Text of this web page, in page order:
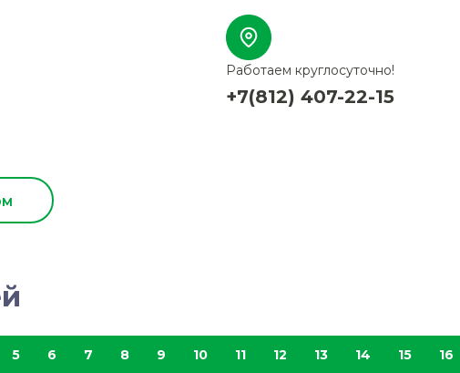
Работаем круглосуточно!
+7(812) 407-22-15
5 6 7 8 9 10 11 12 13 14 15 16